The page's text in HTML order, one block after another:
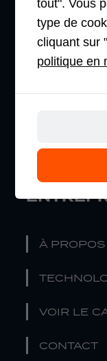
À
VOIR LE
CONTACT
tout". Vous
type de
cliquant sur
politique en